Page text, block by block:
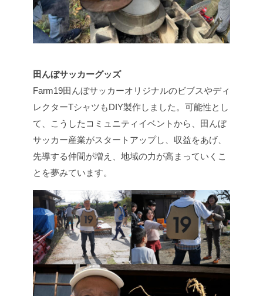
田んぼサッカーグッズ
Farm19田んぼサッカーオリジナルのビブスやディ
レクターTシャツもDIY製作しました。可能性とし
て、こうしたコミュニティイベントから、田んぼ
サッカー産業がスタートアップし、収益をあげ、
先導する仲間が増え、地域の力が高まっていくこ
とを夢みています。